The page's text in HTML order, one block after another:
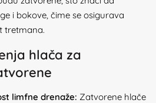
i bokove, čime se osigurava
tretmana.
hlača za
limfne drenaže: Zatvorene hlače